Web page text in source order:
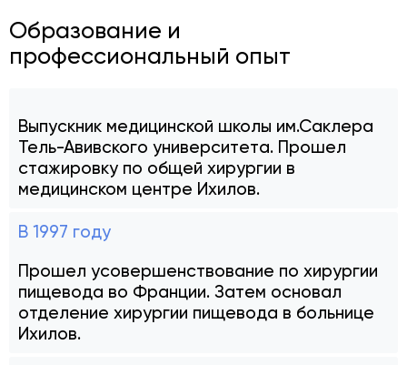
Образование и
профессиональный опыт
Выпускник медицинской школы им.Саклера
Тель-Авивского университета. Прошел
стажировку по общей хирургии в
медицинском центре Ихилов.
В 1997 году
Прошел усовершенствование по хирургии
пищевода во Франции. Затем основал
отделение хирургии пищевода в больнице
Ихилов.